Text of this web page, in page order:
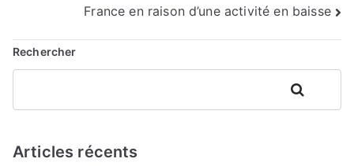
l’articleFrance en raison d’une activité en baisse
Rechercher
Rechercher
Articles récents